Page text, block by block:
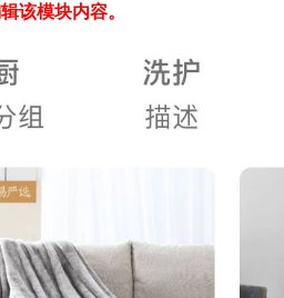
该模块内容。